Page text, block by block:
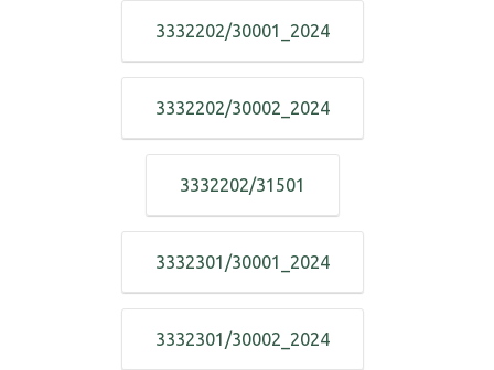
3332202/30001_2024
3332202/30002_2024
3332202/31501
3332301/30001_2024
3332301/30002_2024